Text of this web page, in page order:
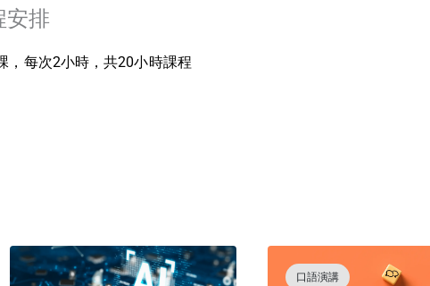
安排
，每次2小時，共20小時課程
口語演講